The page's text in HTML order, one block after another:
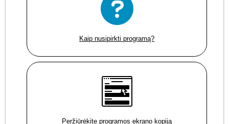
Kaip nusipirkti programą?
Peržiūrėkite programos ekrano kopiją